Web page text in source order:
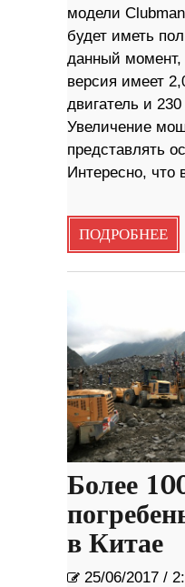
модели
будет иметь
данный
версия имеет
двигатель и
Увеличение
представлять
Интересно, что
ПОДРОБНЕЕ
Более
в Китае
25/06/2017 /